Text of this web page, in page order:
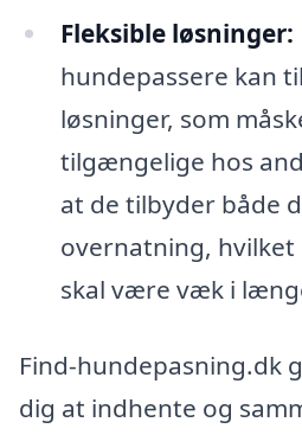
Fleksible løsninger:
hundepassere kan
løsninger, som
tilgængelige hos
at de tilbyder både
overnatning,
skal være væk i
Find-hundepasning.dk
dig at indhente og